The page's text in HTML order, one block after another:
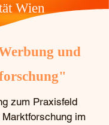
Wien
zum Praxisfeld
im
und